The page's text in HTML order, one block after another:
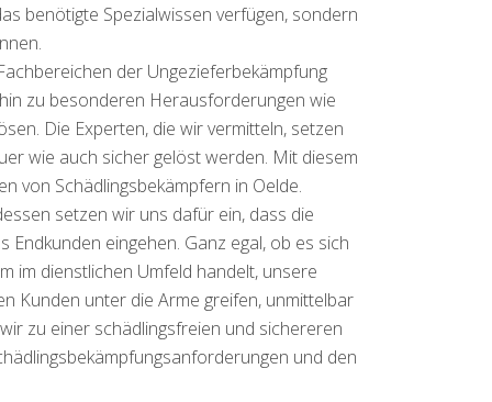
benötigte Spezialwissen verfügen, sondern
der Ungezieferbekämpfung
zu besonderen Herausforderungen wie
Die Experten, die wir vermitteln, setzen
wie auch sicher gelöst werden. Mit diesem
von Schädlingsbekämpfern in Oelde.
setzen wir uns dafür ein, dass die
eingehen. Ganz egal, ob es sich
im dienstlichen Umfeld handelt, unsere
Kunden unter die Arme greifen, unmittelbar
zu einer schädlingsfreien und sichereren
und den